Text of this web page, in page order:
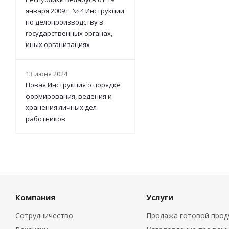
января 2009 г. № 4 Инструкции
по делопроизводству в
государственных органах,
иных организациях
13 июня 2024
Новая Инструкция о порядке
формирования, ведения и
хранения личных дел
работников
Компания
Сотрудничество
Услуги
Продажа готовой